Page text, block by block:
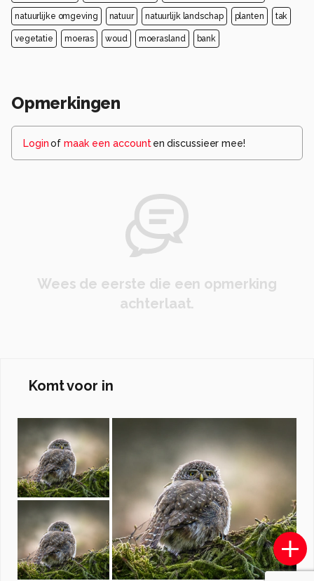
natuurlijke omgeving natuur natuurlijk landschap planten tak
vegetatie moeras woud moerasland bank
Opmerkingen
Loginof maak een account en discussieer mee!
Wees de eerste die een opmerking
achterlaat.
Komt voor in